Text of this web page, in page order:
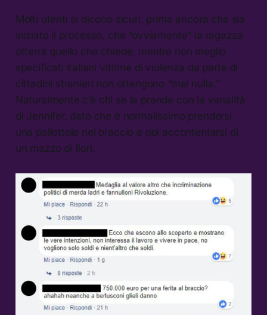
Molti utenti si dicono sicuri, prima ancora che sia
iniziato il processo, che “ovviamente” la ragazza
otterrà quello che chiede, mentre non meglio
specificati italiani vittime di violenza da parte di
cittadini stranieri non ottengono “mai nulla.”
Naturalmente c’è chi se la prende con la venalità
di Jennifer, dato che è normalissimo prendersi
una pallottola nel braccio e poi accontentarsi di
un mazzo di fiori.